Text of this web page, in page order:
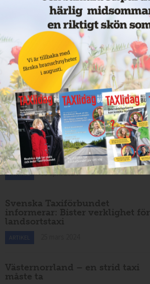
Annons:
Att tala med varandra lönar sig
ARTIKEL 26 april 2024
Ta en taxi för klimatet
ARTIKEL 05 april 2024
Svenska Taxiförbundet
informerar: Bister verklighet för
landsortstaxi
ARTIKEL
Västernorrland – en strid taxi
måste ta